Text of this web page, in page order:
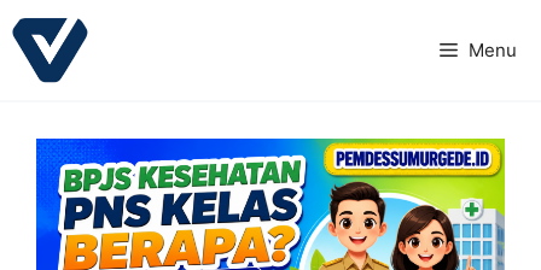
Langsung
ke
Menu